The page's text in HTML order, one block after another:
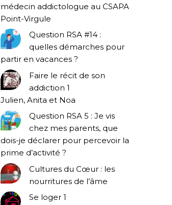
médecin addictologue au CSAPA
Point-Virgule
Question RSA #14 :
quelles démarches pour
partir en vacances ?
Faire le récit de son
addiction 1
Julien, Anita et Noa
Question RSA 5 : Je vis
chez mes parents, que
dois-je déclarer pour percevoir la
prime d’activité ?
Cultures du Cœur : les
nourritures de l’âme
Se loger 1